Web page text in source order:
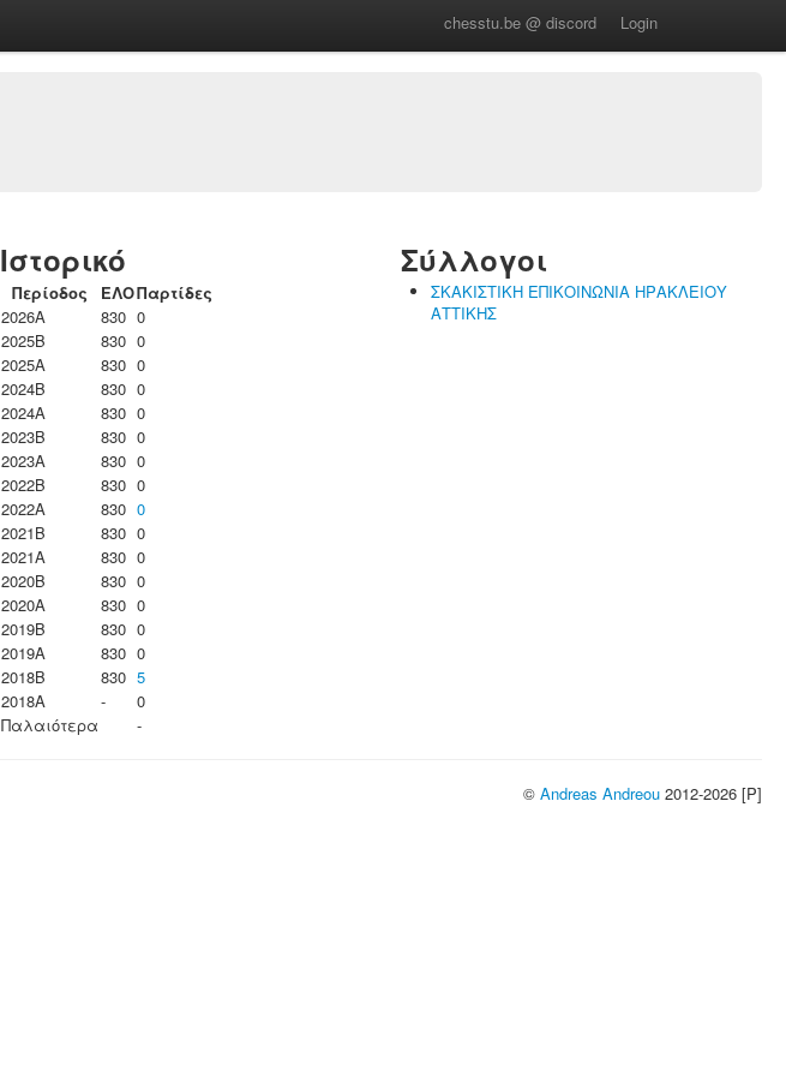
chesstu.be @ discord Login
Ιστορικό
Περίοδος ΕΛΟΠαρτίδες
2026A
830 0
2025B
830 0
2025A
830 0
2024B
830 0
2024A
830 0
2023B
830 0
2023Α
830 0
2022B
830 0
2022A
830 0
2021B
830 0
2021A
830 0
2020B
830 0
2020A
830 0
2019B
830 0
2019A
830 0
2018B
830 5
2018A
-
0
Παλαιότερα
-
Σύλλογοι
ΣΚΑΚΙΣΤΙΚΗ ΕΠΙΚΟΙΝΩΝΙΑ ΗΡΑΚΛΕΙΟΥ
ΑΤΤΙΚΗΣ
© Andreas Andreou 2012-2026 [P]